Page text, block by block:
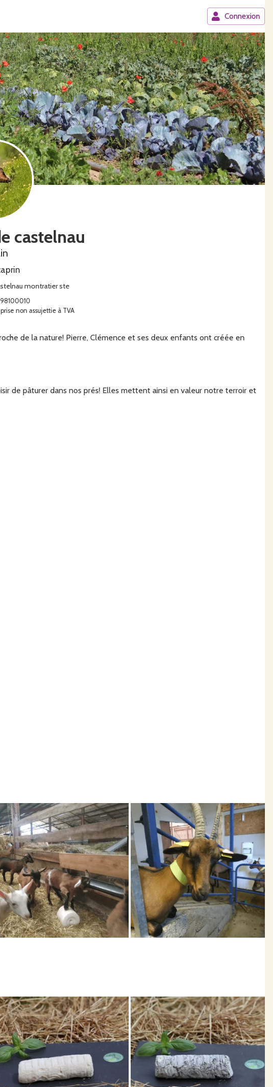
Connexion
castelnau
montratier ste
non assujettie à TVA
de la nature! Pierre, Clémence et ses deux enfants ont créée en
de pâturer dans nos prés! Elles mettent ainsi en valeur notre terroir et